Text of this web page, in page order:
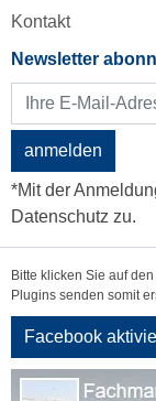
Kontakt
Newsletter
anmelden
*Mit der
Datenschutz zu.
Bitte klicken Sie auf
Plugins senden somit
Facebook